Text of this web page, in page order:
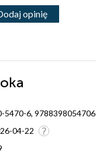
opinię
5470-6, 9788398054706
04-22